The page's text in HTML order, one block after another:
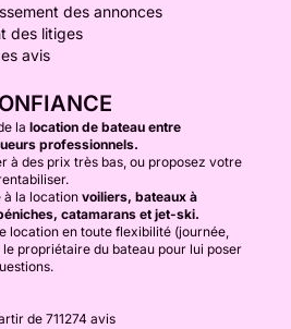
des annonces
des litiges
avis
la location de bateau entre
professionnels.
à des prix très bas, ou proposez votre
à la location voiliers, bateaux à
catamarans et jet-ski.
location en toute flexibilité (journée,
propriétaire du bateau pour lui poser
de 711274 avis